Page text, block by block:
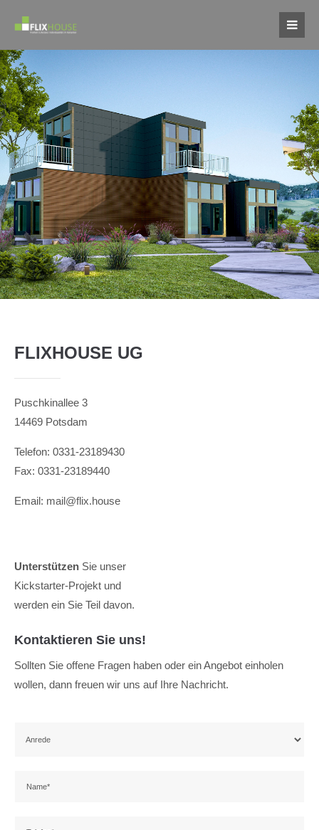
Login
Passwort
Register|Lost your password?
Support
Lorem ipsum dolor sit amet:
24h/ 365days
Mon - Fri 8:00am - 5:00pm
Get in touch
376-293 City Road, Suite 600
Drop us a line
About us
Lorem ipsum dolor sit amet, consectetuer adipiscing
sociis natoque penatibus et magnis dis parturient montes,
FLIXHOUSE UG
Puschkinallee 3
14469 Potsdam
Telefon: 0331-23189430
Fax: 0331-23189440
Email: mail@flix.house
Unterstützen Sie unser
Kickstarter-Projekt und
werden ein Sie Teil davon.
Kontaktieren Sie uns!
Sollten Sie offene Fragen haben oder ein Angebot einholen
wollen, dann freuen wir uns auf Ihre Nachricht.